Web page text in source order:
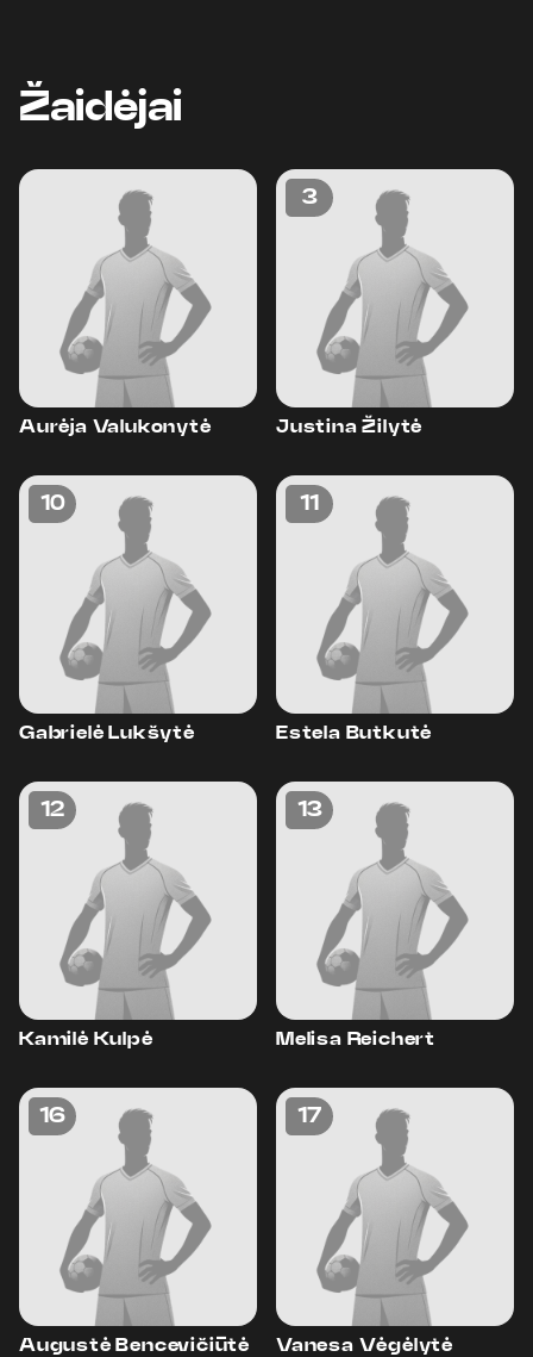
Žaidėjai
Aurėja Valukonytė
3
Justina Žilytė
10
Gabrielė Lukšytė
11
Estela Butkutė
12
Kamilė Kulpė
13
Melisa Reichert
16
Augustė Bencevičiūtė
17
Vanesa Vėgėlytė